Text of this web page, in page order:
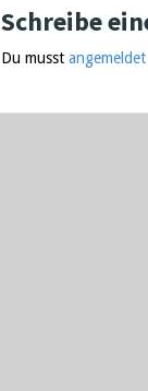
Schreibe
Du musst angemeldet